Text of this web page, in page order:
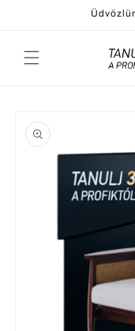
ugrás a
termékadatokra